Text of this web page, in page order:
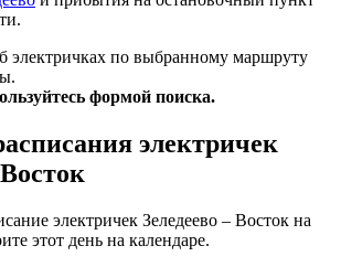
электричках по выбранному маршруту
формой поиска.
электричек
электричек Зеледеево – Восток на
этот день на календаре.